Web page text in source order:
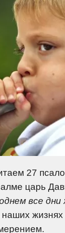
27
царь
все дни
жизнях